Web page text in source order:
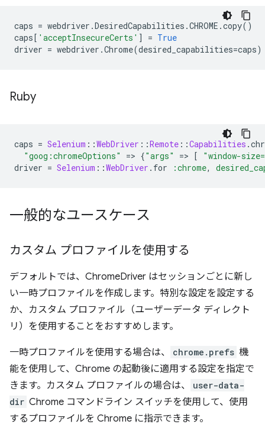
caps = webdriver .DesiredCapabilities .CHROME .copy()
caps[ 'acceptInsecureCerts' ] = True
driver = webdriver .Chrome(desired_capabilities=caps)
Ruby
caps = Selenium ::WebDriver ::Remote ::Capabilities .
"goog:chromeOptions"
=> {"args" => [
"window-
driver = Selenium ::WebDriver . for :chrome,
一般的なユースケース
カスタム プロファイルを使用する
デフォルトでは、ChromeDriver はセッションごとに新し
い一時プロファイルを作成します。特別な設定を設定する
か、カスタム プロファイル（ユーザーデータ ディレクト
リ）を使用することをおすすめします。
一時プロファイルを使用する場合は、 chrome.prefs 機
能を使用して、Chrome の起動後に適用する設定を指定で
きます。カスタム プロファイルの場合は、
user-data-
dir Chrome コマンドライン スイッチを使用して、使用
するプロファイルを Chrome に指示できます。